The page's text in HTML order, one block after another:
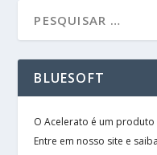
BLUESOFT
O Acelerato é um produto
Entre em nosso site e